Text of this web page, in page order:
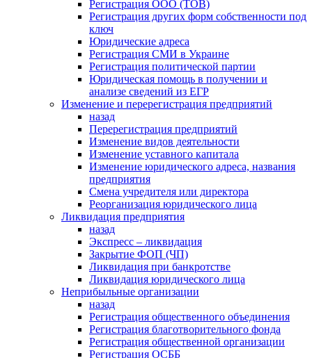
Регистрация ООО (ТОВ)
Регистрация других форм собственности под
ключ
Юридические адреса
Регистрация СМИ в Украине
Регистрация политической партии
Юридическая помощь в получении и
анализе сведений из ЕГР
Изменение и перерегистрация предприятий
назад
Перерегистрация предприятий
Изменение видов деятельности
Изменение уставного капитала
Изменение юридического адреса, названия
предприятия
Смена учредителя или директора
Реорганизация юридического лица
Ликвидация предприятия
назад
Экспресс – ликвидация
Закрытие ФОП (ЧП)
Ликвидация при банкротстве
Ликвидация юридического лица
Неприбыльные организации
назад
Регистрация общественного объединения
Регистрация благотворительного фонда
Регистрация общественной организации
Регистрация ОСББ